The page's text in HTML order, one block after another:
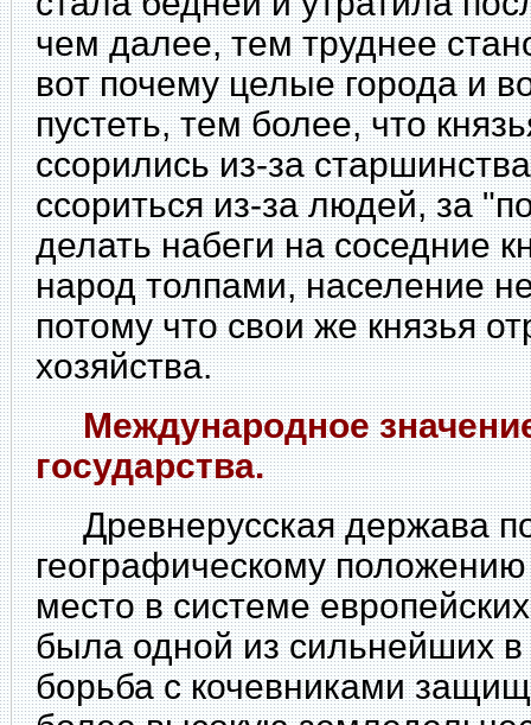
чем далее, тем труднее
вот почему целые города и
пустеть, тем более, что
ссорились из-за
ссориться из-за людей, за
делать набеги на соседние
народ толпами, население
потому что свои же князья
хозяйства.
Международное значение
государства.
Древнерусская держава
географическому
место в системе
была одной из сильнейших
борьба с кочевниками